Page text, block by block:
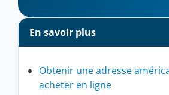
En savoir plus
Obtenir une adresse
acheter en ligne